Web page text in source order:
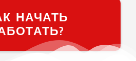
НАЧАТЬ